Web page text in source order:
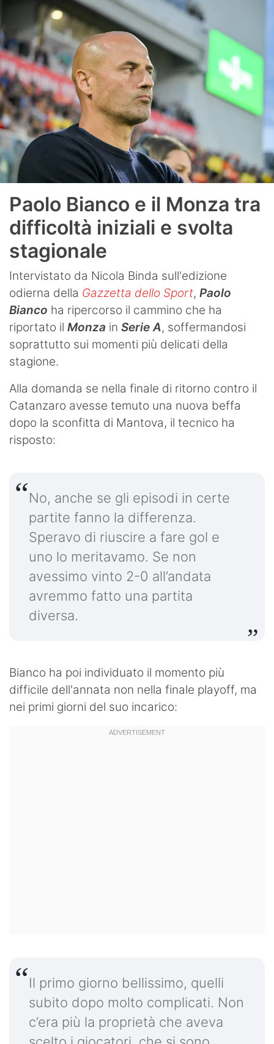
Paolo Bianco e il Monza tra
difficoltà iniziali e svolta
stagionale
Intervistato da Nicola Binda sull'edizione
odierna della Gazzetta dello Sport, Paolo
Bianco ha ripercorso il cammino che ha
riportato il Monza in Serie A, soffermandosi
soprattutto sui momenti più delicati della
stagione.
Alla domanda se nella finale di ritorno contro il
Catanzaro avesse temuto una nuova beffa
dopo la sconfitta di Mantova, il tecnico ha
risposto:
No, anche se gli episodi in certe
partite fanno la differenza.
Speravo di riuscire a fare gol e
uno lo meritavamo. Se non
avessimo vinto 2-0 all’andata
avremmo fatto una partita
diversa.
Bianco ha poi individuato il momento più
difficile dell'annata non nella finale playoff, ma
nei primi giorni del suo incarico:
Il primo giorno bellissimo, quelli
subito dopo molto complicati. Non
c’era più la proprietà che aveva